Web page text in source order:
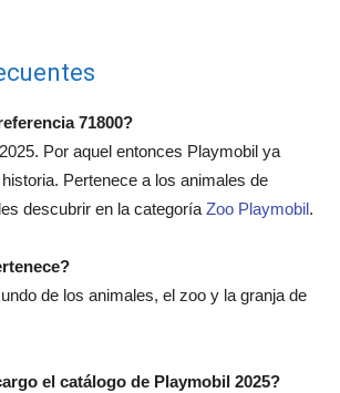
71800?
Por aquel entonces Playmobil ya
Pertenece a los animales de
descubrir en la categoría Zoo Playmobil.
de los animales, el zoo y la granja de
el catálogo de Playmobil 2025?